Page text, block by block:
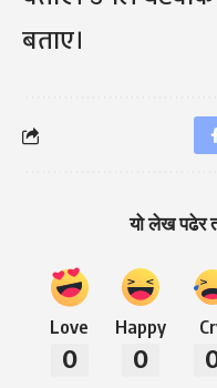
बताए।
यो लेख पढेर
Love
0
Happy
0